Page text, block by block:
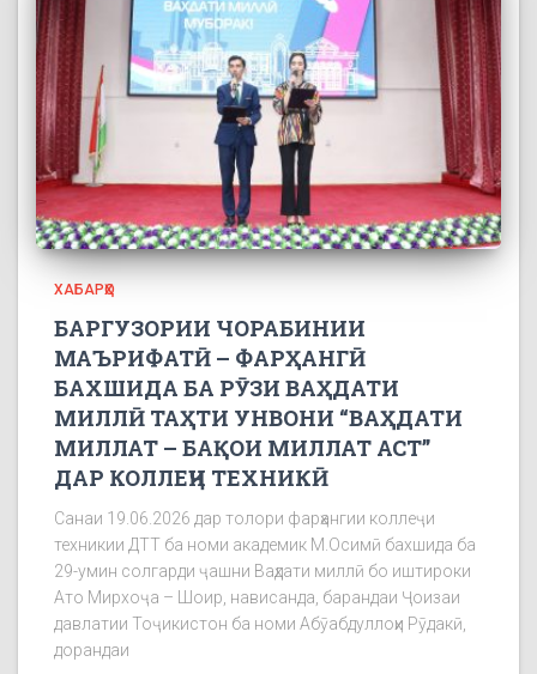
ХАБАРҲО
БАРГУЗОРИИ ЧОРАБИНИИ
МАЪРИФАТӢ – ФАРҲАНГӢ
БАХШИДА БА РӮЗИ ВАҲДАТИ
МИЛЛӢ ТАҲТИ УНВОНИ “ВАҲДАТИ
МИЛЛАТ – БАҚОИ МИЛЛАТ АСТ”
ДАР КОЛЛЕҶИ ТЕХНИКӢ
Санаи 19.06.2026 дар толори фарҳангии коллеҷи
техникии ДТТ ба номи академик М.Осимӣ бахшида ба
29-умин солгарди ҷашни Ваҳдати миллӣ бо иштироки
Ато Мирхоҷа – Шоир, нависанда, барандаи Ҷоизаи
давлатии Тоҷикистон ба номи Абӯабдуллоҳи Рӯдакӣ,
дорандаи